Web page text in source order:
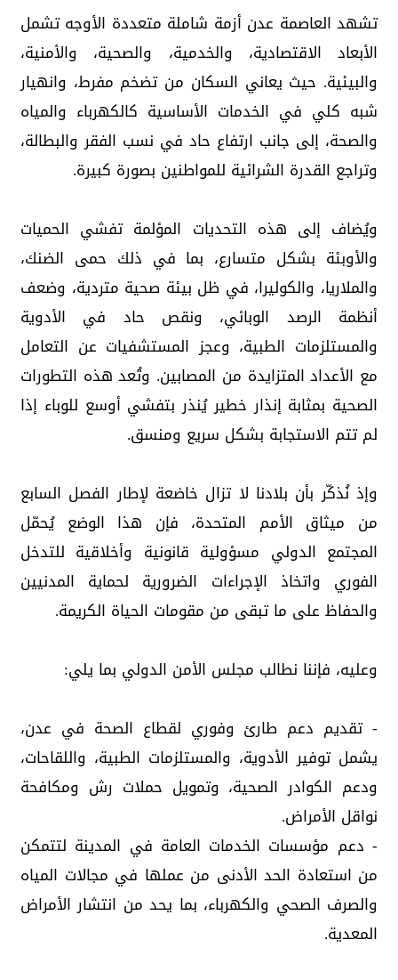
تشهد العاصمة عدن أزمة شاملة متعددة الأوجه تشمل
الأبعاد الاقتصادية، والخدمية، والصحية، والأمنية،
والبيئية. حيث يعاني السكان من تضخم مفرط، وانهيار
شبه كلي في الخدمات الأساسية كالكهرباء والمياه
والصحة، إلى جانب ارتفاع حاد في نسب الفقر والبطالة،
وتراجع القدرة الشرائية للمواطنين بصورة كبيرة.
ويُضاف إلى هذه التحديات المؤلمة تفشي الحميات
والأوبئة بشكل متسارع، بما في ذلك حمى الضنك،
والملاريا، والكوليرا، في ظل بيئة صحية متردية، وضعف
أنظمة الرصد الوبائي، ونقص حاد في الأدوية
والمستلزمات الطبية، وعجز المستشفيات عن التعامل
مع الأعداد المتزايدة من المصابين. وتُعد هذه التطورات
الصحية بمثابة إنذار خطير يُنذر بتفشي أوسع للوباء إذا
لم تتم الاستجابة بشكل سريع ومنسق.
وإذ نُذكّر بأن بلادنا لا تزال خاضعة لإطار الفصل السابع
من ميثاق الأمم المتحدة، فإن هذا الوضع يُحمّل
المجتمع الدولي مسؤولية قانونية وأخلاقية للتدخل
الفوري واتخاذ الإجراءات الضرورية لحماية المدنيين
والحفاظ على ما تبقى من مقومات الحياة الكريمة.
وعليه، فإننا نطالب مجلس الأمن الدولي بما يلي:
- تقديم دعم طارئ وفوري لقطاع الصحة في عدن،
يشمل توفير الأدوية، والمستلزمات الطبية، واللقاحات،
ودعم الكوادر الصحية، وتمويل حملات رش ومكافحة
نواقل الأمراض.
- دعم مؤسسات الخدمات العامة في المدينة لتتمكن
من استعادة الحد الأدنى من عملها في مجالات المياه
والصرف الصحي والكهرباء، بما يحد من انتشار الأمراض
المعدية.